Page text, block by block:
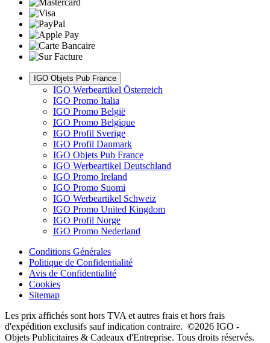
IGO Objets Pub France
IGO Werbeartikel Österreich
IGO Promo Italia
IGO Promo België
IGO Promo Belgique
IGO Profil Sverige
IGO Profil Danmark
IGO Objets Pub France
IGO Werbeartikel Deutschland
IGO Promo Ireland
IGO Promo Suomi
IGO Werbeartikel Schweiz
IGO Promo United Kingdom
IGO Profil Norge
IGO Promo Nederland
Conditions Générales
Politique de Confidentialité
Avis de Confidentialité
Cookies
Sitemap
Les prix affichés sont hors TVA et autres frais et hors frais
d'expédition exclusifs sauf indication contraire. ©2026 IGO -
Objets Publicitaires & Cadeaux d'Entreprise. Tous droits réservés.